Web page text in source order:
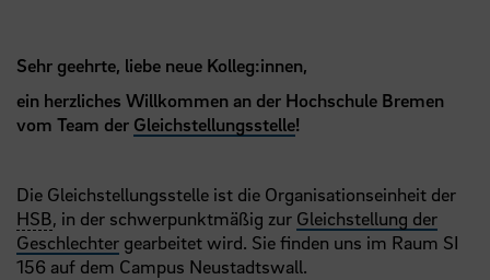
Sehr geehrte, liebe neue Kolleg:innen,
ein herzliches Willkommen an der Hochschule Bremen
vom Team der Gleichstellungsstelle!
Die Gleichstellungsstelle ist die Organisationseinheit der
HSB, in der schwerpunktmäßig zur Gleichstellung der
Geschlechter gearbeitet wird. Sie finden uns im Raum SI
156 auf dem Campus Neustadtswall.